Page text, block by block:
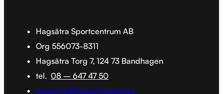
Hagsätra Sportcentrum AB
Org 556073-8311
Hagsätra Torg 7, 124 73 Bandhagen
tel. 08 – 647 47 50
hagsatra@hagsatrasport.se